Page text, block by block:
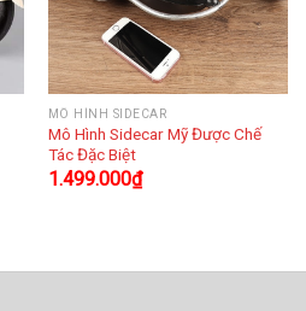
MÔ HÌNH SIDECAR
Mô Hình Sidecar Mỹ Được Chế
Tác Đặc Biệt
1.499.000₫